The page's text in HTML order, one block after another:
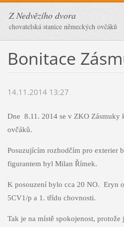
Z Nedvězího dvora
chovatelská stanice německých ovčáků
Bonitace
14.11.2014 13:27
Dne 8.11. 2014 se v ZKO Zásmuky
ovčáků.
Posuzujícím rozhodčím pro exterier
figurantem byl Milan Římek.
K posouzení bylo cca 20 NO. Eryn
5CV1/p a 1. třídu chovnosti.
Tak je na místě spokojenost,